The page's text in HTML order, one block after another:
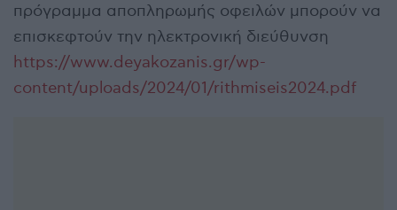
πρόγραμμα αποπληρωμής οφειλών μπορούν να
επισκεφτούν την ηλεκτρονική διεύθυνση
https://www.deyakozanis.gr/wp-
content/uploads/2024/01/rithmiseis2024.pdf